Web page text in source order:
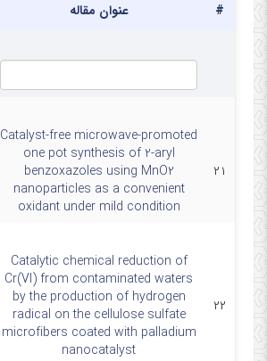
# عنوان مقاله
۲۱
Catalyst-free microwave-promoted
one pot synthesis of 2-aryl
benzoxazoles using MnO2
nanoparticles as a convenient
oxidant under mild condition
۲۲
Catalytic chemical reduction of
Cr(VI) from contaminated waters
by the production of hydrogen
radical on the cellulose sulfate
microfibers coated with palladium
nanocatalyst